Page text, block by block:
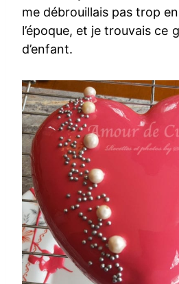
me débrouillais pas trop
l’époque, et je trouvais ce
d’enfant.